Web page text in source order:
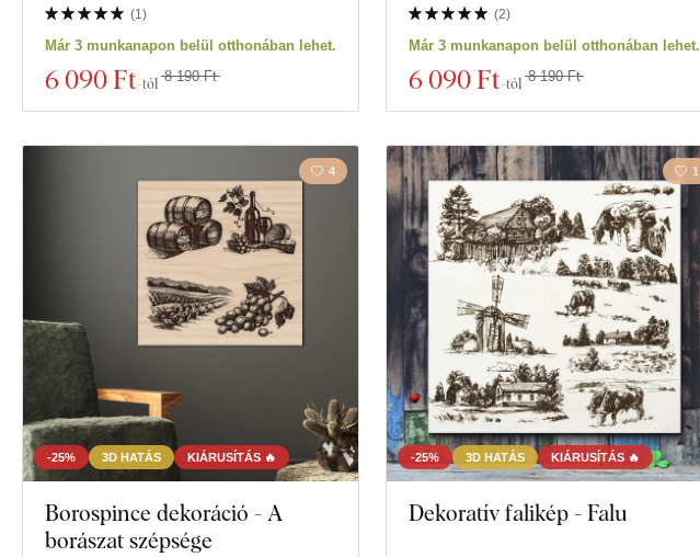
(1)
Már 3 munkanapon belül otthonában lehet.
6 090 Ft-tól 8 190 Ft
(2)
Már 3 munkanapon belül otthonában lehet.
6 090 Ft-tól 8 190 Ft
-25% 3D HATÁS KIÁRUSÍTÁS 🔥
4
Borospince dekoráció - A
borászat szépsége
-25% 3D HATÁS KIÁRUSÍTÁS 🔥
1
Dekoratív falikép - Falu